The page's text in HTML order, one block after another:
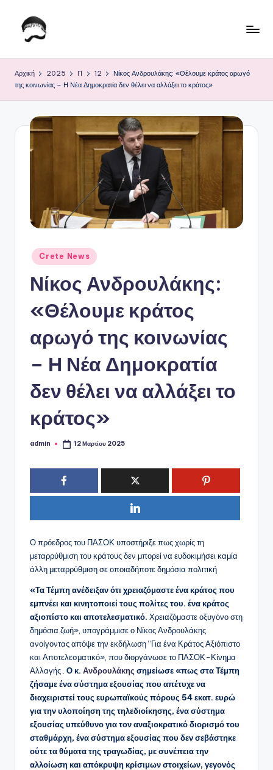
Μετάβαση
ο
Κ
Αρχική 2025 Π 12
Νίκος Ανδρουλάκης: «Θέλουμε κράτος αρωγό
της κοινωνίας – Η Νέα Δημοκρατία δεν θέλει να αλλάξει το κράτος»
Αναρτήθηκε
σε
Crete News
Νίκος Ανδρουλάκης:
«Θέλουμε κράτος
αρωγό της κοινωνίας
– Η Νέα Δημοκρατία
δεν θέλει να αλλάξει το
κράτος»
Συγγραφέας:
admin 12 Μαρτίου 2025
Ο πρόεδρος του ΠΑΣΟΚ υποστήριξε πως χωρίς τη
μεταρρύθμιση του κράτους δεν μπορεί να ευδοκιμήσει καμία
άλλη μεταρρύθμιση σε οποιαδήποτε δημόσια πολιτική
«Τα Τέμπη ανέδειξαν ότι χρειαζόμαστε ένα κράτος που
εμπνέει και κινητοποιεί τους πολίτες του. ένα κράτος
αξιοπίστο και αποτελεσματικό. Χρειαζόμαστε οξυγόνο στη
δημόσια ζωή», υπογράμμισε ο Νίκος Ανδρουλάκης
ανοίγοντας απόψε την εκδήλωση “Για ένα Κράτος Αξιόπιστο
και Αποτελεσματικό», που διοργάνωσε το ΠΑΣΟΚ-Κίνημα
Αλλαγής . Ο κ. Ανδρουλάκης σημείωσε «πως στα Τέμπη
ζήσαμε ένα σύστημα εξουσίας που απέτυχε να
διαχειριστεί τους ευρωπαϊκούς πόρους 54 εκατ. ευρώ
για την υλοποίηση της τηλεδιοίκησης, ένα σύστημα
εξουσίας υπεύθυνο για τον αναξιοκρατικό διορισμό του
σταθμάρχη, ένα σύστημα εξουσίας που δεν σεβάστηκε
ούτε τα θύματα της τραγωδίας, με συνέπεια την
αλλοίωση και απόκρυψη κρίσιμων στοιχείων, γεγονός